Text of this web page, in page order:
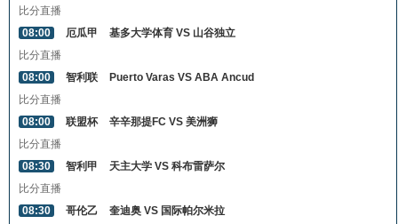
比分直播
08:00
厄瓜甲
基多大学体育 VS 山谷独立
比分直播
08:00
智利联
Puerto Varas VS ABA Ancud
比分直播
08:00
联盟杯
辛辛那提FC VS 美洲狮
比分直播
08:30
智利甲
天主大学 VS 科布雷萨尔
比分直播
08:30
哥伦乙 奎迪奥 VS 国际帕尔米拉